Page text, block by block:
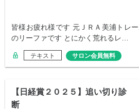
皆様お疲れ様です 元ＪＲＡ美浦トレ
のリーファです とにかく荒れるレ…
テキスト サロン会員無料
【日経賞２０２５】追い切り診
断